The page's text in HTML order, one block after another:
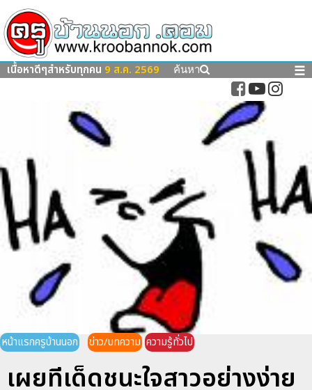
เนื้อหาดีๆสำหรับทุกคน 9 ส.ค. 2569 ค้นหา ☰
หน้าแรกครูบ้านนอก ข่าว/บทความ ความรู้ทั่วไป
เผยทีเด็ดชนะใจสาวอย่างง่าย